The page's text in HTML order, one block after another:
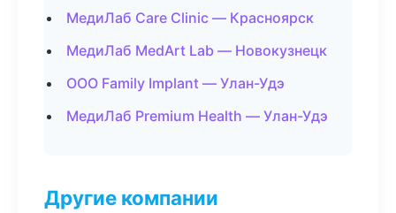
МедиЛаб Care Clinic — Красноярск
МедиЛаб MedArt Lab — Новокузнецк
ООО Family Implant — Улан-Удэ
МедиЛаб Premium Health — Улан-Удэ
Другие компании